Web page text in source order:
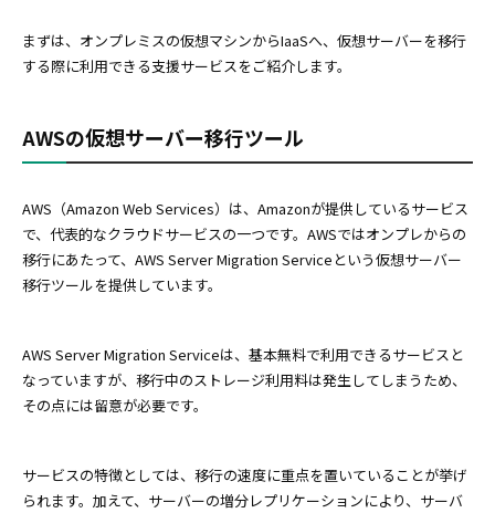
まずは、オンプレミスの仮想マシンからIaaSへ、仮想サーバーを移行
する際に利用できる支援サービスをご紹介します。
AWSの仮想サーバー移行ツール
AWS（Amazon Web Services）は、Amazonが提供しているサービス
で、代表的なクラウドサービスの一つです。AWSではオンプレからの
移行にあたって、AWS Server Migration Serviceという仮想サーバー
移行ツールを提供しています。
AWS Server Migration Serviceは、基本無料で利用できるサービスと
なっていますが、移行中のストレージ利用料は発生してしまうため、
その点には留意が必要です。
サービスの特徴としては、移行の速度に重点を置いていることが挙げ
られます。加えて、サーバーの増分レプリケーションにより、サーバ